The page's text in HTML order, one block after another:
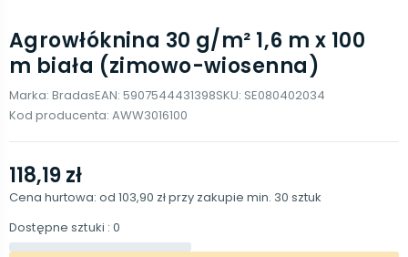
Agrowłóknina 30 g/m² 1,6 m x 100
m biała (zimowo-wiosenna)
Marka: BradasEAN: 5907544431398SKU: SE080402034
Kod producenta: AWW3016100
118,19 zł
Cena hurtowa: od 103,90 złprzy zakupie min. 30 sztuk
Dostępne sztuki : 0